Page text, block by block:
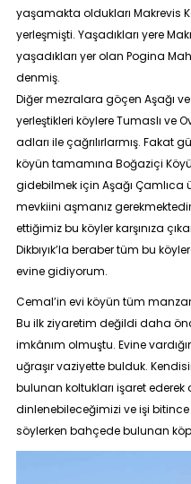
yaşamakta oldukları Makrevis
yerleşmişti. Yaşadıkları yere
yaşadıkları yer olan Pogina
denmiş.
Diğer mezralara göçen Aşağı ve
yerleştikleri köylereTumaslı ve
adları ile çağrılırlarmış.
köyün tamamına Boğaziçi Köyü
gidebilmek için Aşağı Çamlıca
mevkiini aşmanız
ettiğimiz bu köyler karşınıza
Dikbıyık’la beraber tüm bu
evine gidiyorum.
Cemal’in evi köyün tüm
Bu ilk ziyaretim değildi daha
imkânım olmuştu. Evine
uğraşır vaziyette bulduk.
bulunan koltukları işaret
dinlenebileceğimizi ve işi
söylerken bahçede bulunan